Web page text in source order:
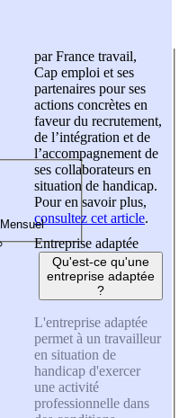
par France travail,
Cap emploi et ses
partenaires pour ses
actions concrètes en
faveur du recrutement,
de l’intégration et de
l’accompagnement de
ses collaborateurs en
situation de handicap.
Pour en savoir plus,
consultez cet article.
Entreprise adaptée
Qu'est-ce qu'une
entreprise adaptée
?
L'entreprise adaptée
permet à un travailleur
en situation de
handicap d'exercer
une activité
professionnelle dans